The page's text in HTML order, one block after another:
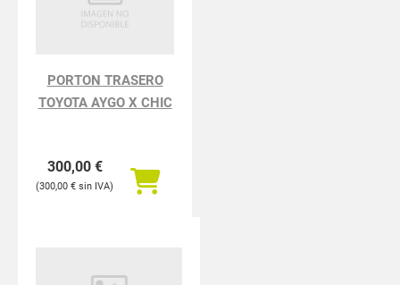
PORTON TRASERO
TOYOTA AYGO X CHIC
300,00 €
300,00 €